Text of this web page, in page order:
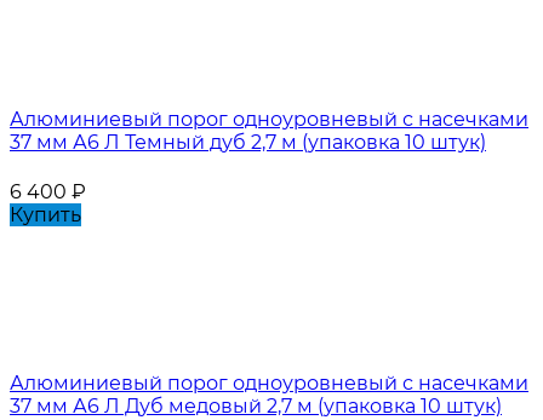
Алюминиевый порог одноуровневый с насечками
37 мм А6 Л Темный дуб 2,7 м (упаковка 10 штук)
6 400 ₽
Купить
Алюминиевый порог одноуровневый с насечками
37 мм А6 Л Дуб медовый 2,7 м (упаковка 10 штук)